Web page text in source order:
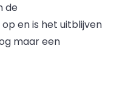
de
en is het uitblijven
maar een